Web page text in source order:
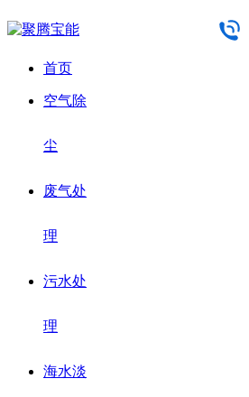
首页
空气除
尘
废气处
理
污水处
理
海水淡